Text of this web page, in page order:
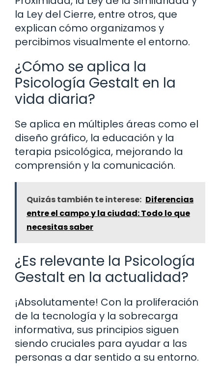
la Ley del Cierre, entre otros, que
explican cómo organizamos y
percibimos visualmente el entorno.
¿Cómo se aplica la
Psicología Gestalt en la
vida diaria?
Se aplica en múltiples áreas como el
diseño gráfico, la educación y la
terapia psicológica, mejorando la
comprensión y la comunicación.
Quizás también te interese: Diferencias
entre el campo y la ciudad: Todo lo que
necesitas saber
¿Es relevante la Psicología
Gestalt en la actualidad?
¡Absolutamente! Con la proliferación
de la tecnología y la sobrecarga
informativa, sus principios siguen
siendo cruciales para ayudar a las
personas a dar sentido a su entorno.